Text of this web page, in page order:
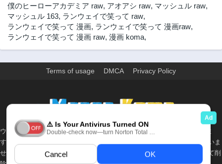
第148話
3年前
第147話
3年前
第146話
3年前
第145話
3年前
3年前
3年前
第138話
3年前
第137話
3年前
第136話
僕のヒーローアカデミア raw, アオアシ raw, マッシュル raw,
マッシュル 163, ランウェイで笑って raw,
ランウェイで笑って 漫画, ランウェイで笑って 漫画raw,
ランウェイで笑って 漫画 raw, 漫画 koma,
Terms of usage DMCA Privacy Policy
>
ウェブサイト上のすべての情報と画像は、インターネット上で収集されま
す。 このウェブサイトの情報については、所有していないか、責任を負いま
せん。 個人や組織に影響を与える場合は、必要に応じて、すぐに検討して削